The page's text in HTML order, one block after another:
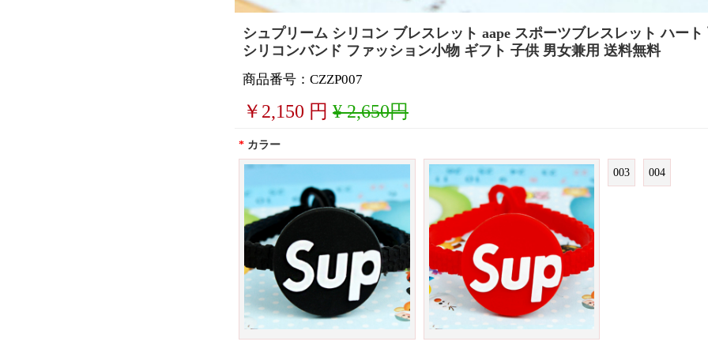
シュプリーム シリコン ブレスレット aape スポーツブレスレット ハート
シリコンバンド ファッション小物 ギフト 子供 男女兼用 送料無料
商品番号：CZZP007
￥ 2,150 円 ¥ 2,650円
* カラー
003 004